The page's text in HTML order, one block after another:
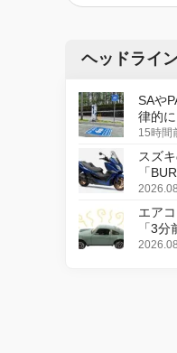
ヘッドライ
SAや
律的
15時間
スズ
「
更し
エア
「3